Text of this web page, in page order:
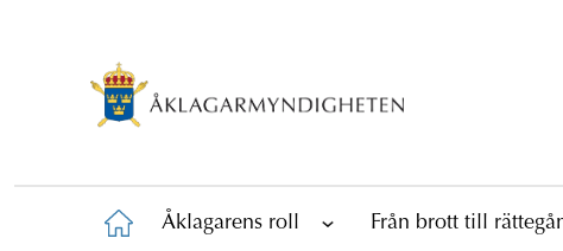
Åklagarens roll Från brott till